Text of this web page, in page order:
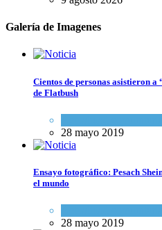
Galería de Imagenes
Cientos de personas asistieron
de Flatbush
28 mayo 2019
Ensayo fotográfico: Pesach
el mundo
28 mayo 2019